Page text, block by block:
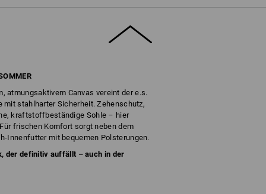
atmungsaktivem Canvas vereint der e.s.
mit stahlharter Sicherheit. Zehenschutz,
kraftstoffbeständige Sohle – hier
frischen Komfort sorgt neben dem
Innenfutter mit bequemen Polsterungen.
der definitiv auffällt – auch in der